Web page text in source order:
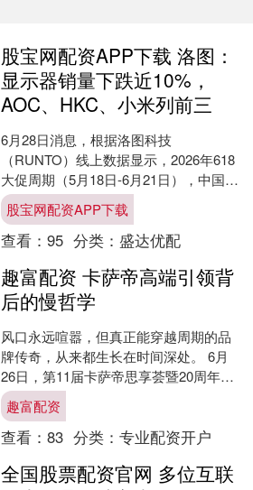
股宝网配资APP下载 洛图：
显示器销量下跌近10%，
AOC、HKC、小米列前三
6月28日消息，根据洛图科技
（RUNTO）线上数据显示，2026年618
大促周期（5月18日-6月21日），中国显
示器线上全渠道平台（含抖音快手等新
兴电商）的零....
股宝网配资APP下载
查看： 95 分类： 盛达优配
趣富配资 卡萨帝高端引领背
后的慢哲学
风口永远喧嚣，但真正能穿越周期的品
牌传奇，从来都生长在时间深处。 6月
26日，第11届卡萨帝思享荟暨20周年品
牌盛典在重庆启幕。回望传奇之路、发
布AI智慧科技、....
趣富配资
查看： 83 分类： 专业配资开户
全国股票配资官网 多位互联